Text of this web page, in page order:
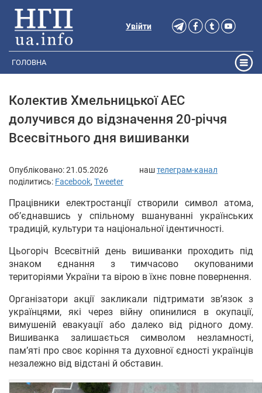
Увійти
ГОЛОВНА
Колектив Хмельницької АЕС
долучився до відзначення 20-річчя
Всесвітнього дня вишиванки
Опубліковано:21.05.2026 наштелеграм-канал
поділитись: Facebook, Tweeter
Працівники електростанції створили символ атома,
об’єднавшись у спільному вшануванні українських
традицій, культури та національної ідентичності.
Цьогоріч Всесвітній день вишиванки проходить під
знаком єднання з тимчасово окупованими
територіями України та вірою в їхнє повне повернення.
Організатори акції закликали підтримати зв’язок з
українцями, які через війну опинилися в окупації,
вимушеній евакуації або далеко від рідного дому.
Вишиванка залишається символом незламності,
пам’яті про своє коріння та духовної єдності українців
незалежно від відстані й обставин.